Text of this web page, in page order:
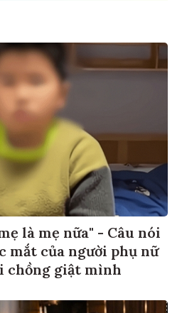
là mẹ nữa" - Câu nói
mắt của người phụ nữ
chồng giật mình